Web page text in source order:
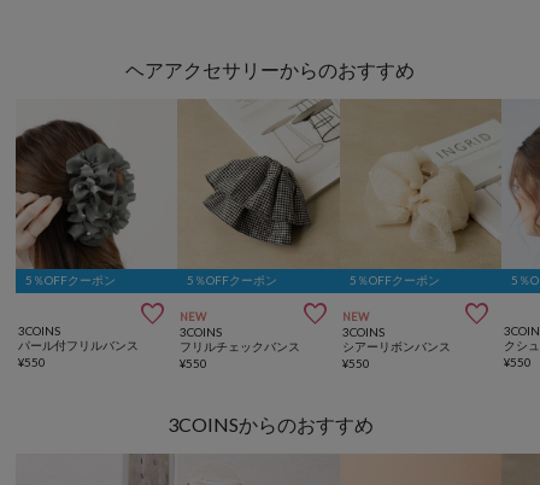
ヘアアクセサリーからのおすすめ
5％OFFクーポン

3COINS
パール付フリルバンス
¥550
5％OFFクーポン
NEW 
3COINS
フリルチェックバンス
¥550
5％OFFクーポン
NEW 
3COINS
シアーリボンバンス
¥550
5％
¥550
3COINSからのおすすめ